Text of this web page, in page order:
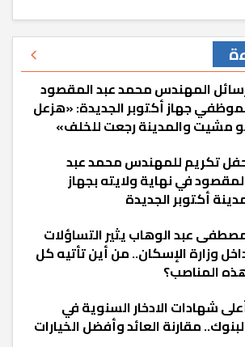
المهندس محمد عبد المقصود
جهاز أكتوبر الجديدة: «هزعل
مشيت والمدينة رجعت للخلف»
تكريم للمهندس محمد عبد
في نهاية ولايته بجهاز
أكتوبر الجديدة
عبد الوهاب يثير التساؤلات
وزارة الإسكان.. من أين تأتيه كل
المناصب؟
شهادات الادخار السنوية في
مقارنة العائد وأفضل الخيارات